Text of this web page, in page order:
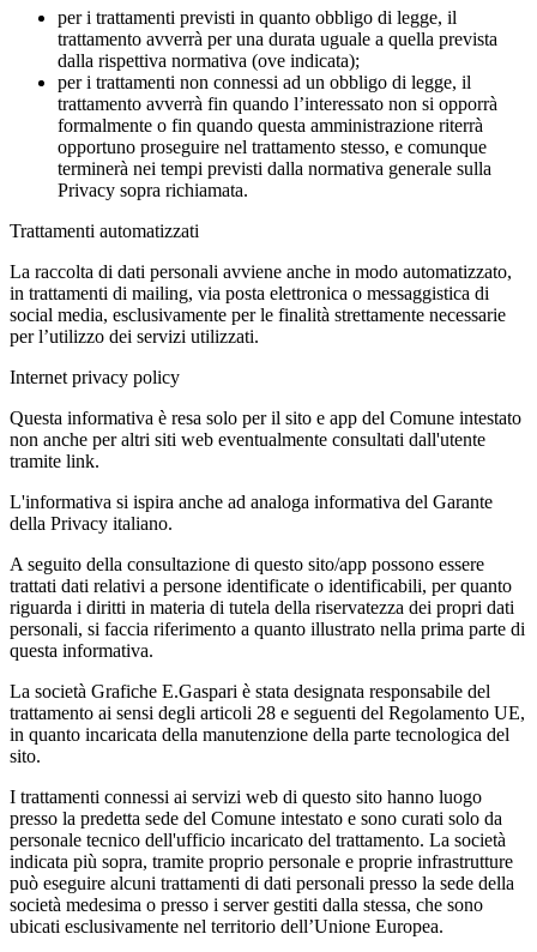
per i trattamenti previsti in quanto obbligo di legge, il
trattamento avverrà per una durata uguale a quella prevista
dalla rispettiva normativa (ove indicata);
per i trattamenti non connessi ad un obbligo di legge, il
trattamento avverrà fin quando l’interessato non si opporrà
formalmente o fin quando questa amministrazione riterrà
opportuno proseguire nel trattamento stesso, e comunque
terminerà nei tempi previsti dalla normativa generale sulla
Privacy sopra richiamata.
Trattamenti automatizzati
La raccolta di dati personali avviene anche in modo automatizzato,
in trattamenti di mailing, via posta elettronica o messaggistica di
social media, esclusivamente per le finalità strettamente necessarie
per l’utilizzo dei servizi utilizzati.
Internet privacy policy
Questa informativa è resa solo per il sito e app del Comune intestato
non anche per altri siti web eventualmente consultati dall'utente
tramite link.
L'informativa si ispira anche ad analoga informativa del Garante
della Privacy italiano.
A seguito della consultazione di questo sito/app possono essere
trattati dati relativi a persone identificate o identificabili, per quanto
riguarda i diritti in materia di tutela della riservatezza dei propri dati
personali, si faccia riferimento a quanto illustrato nella prima parte di
questa informativa.
La società Grafiche E.Gaspari è stata designata responsabile del
trattamento ai sensi degli articoli 28 e seguenti del Regolamento UE,
in quanto incaricata della manutenzione della parte tecnologica del
sito.
I trattamenti connessi ai servizi web di questo sito hanno luogo
presso la predetta sede del Comune intestato e sono curati solo da
personale tecnico dell'ufficio incaricato del trattamento. La società
indicata più sopra, tramite proprio personale e proprie infrastrutture
può eseguire alcuni trattamenti di dati personali presso la sede della
società medesima o presso i server gestiti dalla stessa, che sono
ubicati esclusivamente nel territorio dell’Unione Europea.